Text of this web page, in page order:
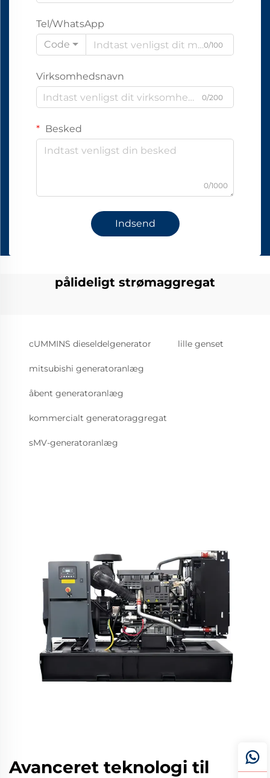
Tel/WhatsApp
Code
0/100
Virksomhedsnavn
0/200
Besked
0/1000
Indsend
pålideligt strømaggregat
cUMMINS dieseldelgenerator lille genset
mitsubishi generatoranlæg
åbent generatoranlæg
kommercialt generatoraggregat
sMV-generatoranlæg
Avanceret teknologi til